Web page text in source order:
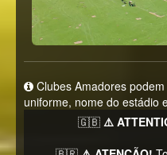
Clubes Amadores
uniforme, nome do estádio
🇬🇧 ⚠️